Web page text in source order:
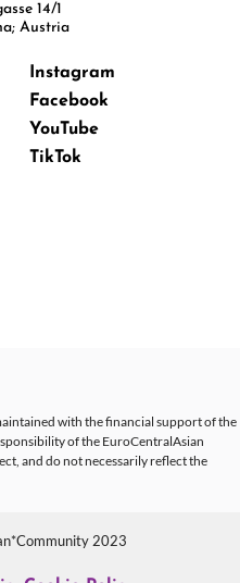
14/1
Austria
Instagram
Facebook
YouTube
TikTok
with the financial support of the
of the EuroCentralAsian
and do not necessarily reflect the
2023